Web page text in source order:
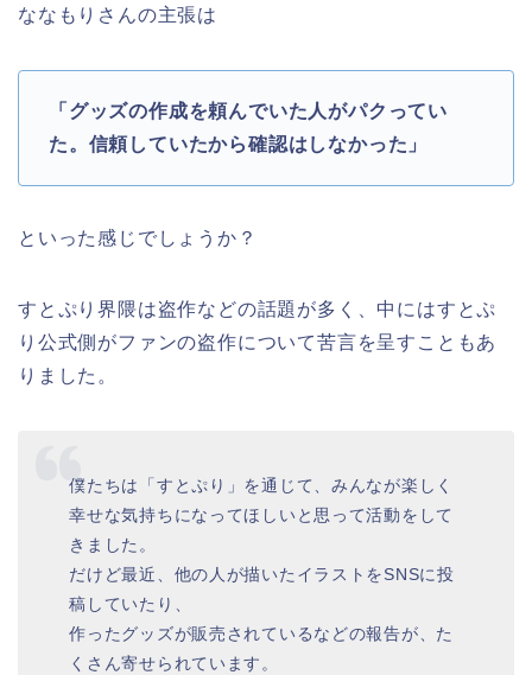
ななもりさんの主張は
「グッズの作成を頼んでいた人がパクってい
た。信頼していたから確認はしなかった」
といった感じでしょうか？
すとぷり界隈は盗作などの話題が多く、中にはすとぷ
り公式側がファンの盗作について苦言を呈すこともあ
りました。
僕たちは「すとぷり」を通じて、みんなが楽しく
幸せな気持ちになってほしいと思って活動をして
きました。
だけど最近、他の人が描いたイラストをSNSに投
稿していたり、
作ったグッズが販売されているなどの報告が、た
くさん寄せられています。